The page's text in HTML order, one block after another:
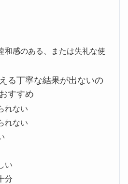
和感のある、または失礼な使
る丁寧な結果が出ないの
すすめ
れない
れない
い
分